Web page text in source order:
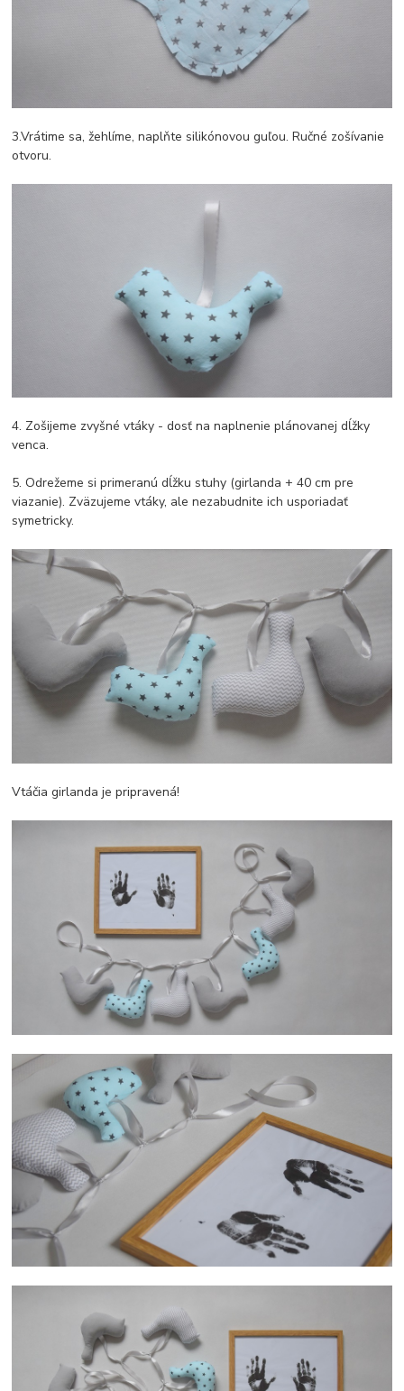
3.Vrátime sa, žehlíme, naplňte silikónovou guľou. Ručné zošívanie
otvoru.
4. Zošijeme zvyšné vtáky - dosť na naplnenie plánovanej dĺžky
venca.
5. Odrežeme si primeranú dĺžku stuhy (girlanda + 40 cm pre
viazanie). Zväzujeme vtáky, ale nezabudnite ich usporiadať
symetricky.
Vtáčia girlanda je pripravená!